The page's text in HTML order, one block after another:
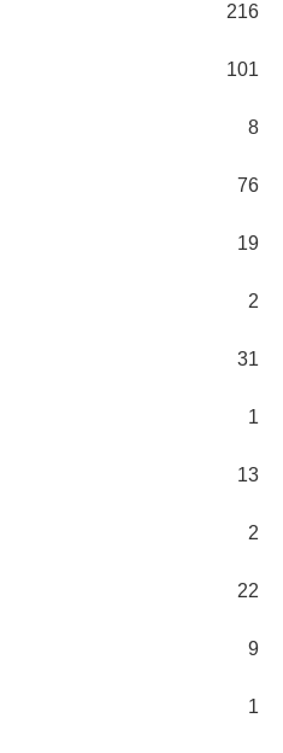
216
101
8
76
19
2
31
1
13
2
22
9
1